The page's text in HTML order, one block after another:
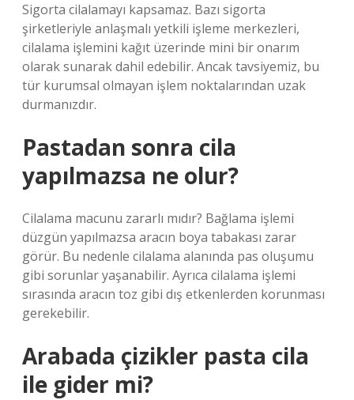
Sigorta cilalamayı kapsamaz. Bazı sigorta
şirketleriyle anlaşmalı yetkili işleme merkezleri,
cilalama işlemini kağıt üzerinde mini bir onarım
olarak sunarak dahil edebilir. Ancak tavsiyemiz, bu
tür kurumsal olmayan işlem noktalarından uzak
durmanızdır.
Pastadan sonra cila
yapılmazsa ne olur?
Cilalama macunu zararlı mıdır? Bağlama işlemi
düzgün yapılmazsa aracın boya tabakası zarar
görür. Bu nedenle cilalama alanında pas oluşumu
gibi sorunlar yaşanabilir. Ayrıca cilalama işlemi
sırasında aracın toz gibi dış etkenlerden korunması
gerekebilir.
Arabada çizikler pasta cila
ile gider mi?